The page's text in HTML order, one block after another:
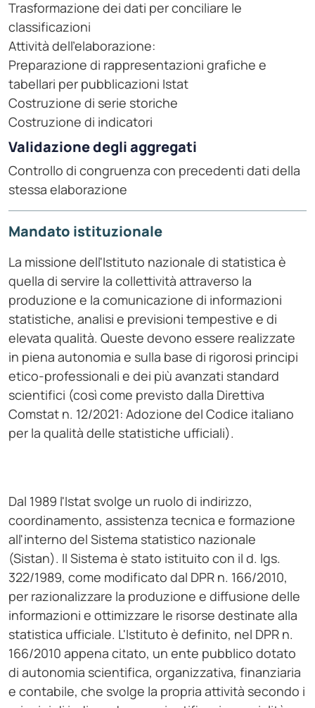
Trasformazione dei dati per conciliare le
classificazioni
Attività dell'elaborazione:
Preparazione di rappresentazioni grafiche e
tabellari per pubblicazioni Istat
Costruzione di serie storiche
Costruzione di indicatori
Validazione degli aggregati
Controllo di congruenza con precedenti dati della
stessa elaborazione
Mandato istituzionale
La missione dell'Istituto nazionale di statistica è
quella di servire la collettività attraverso la
produzione e la comunicazione di informazioni
statistiche, analisi e previsioni tempestive e di
elevata qualità. Queste devono essere realizzate
in piena autonomia e sulla base di rigorosi principi
etico-professionali e dei più avanzati standard
scientifici (così come previsto dalla Direttiva
Comstat n. 12/2021: Adozione del Codice italiano
per la qualità delle statistiche ufficiali).
Dal 1989 l'Istat svolge un ruolo di indirizzo,
coordinamento, assistenza tecnica e formazione
all'interno del Sistema statistico nazionale
(Sistan). Il Sistema è stato istituito con il d. lgs.
322/1989, come modificato dal DPR n. 166/2010,
per razionalizzare la produzione e diffusione delle
informazioni e ottimizzare le risorse destinate alla
statistica ufficiale. L'Istituto è definito, nel DPR n.
166/2010 appena citato, un ente pubblico dotato
di autonomia scientifica, organizzativa, finanziaria
e contabile, che svolge la propria attività secondo i